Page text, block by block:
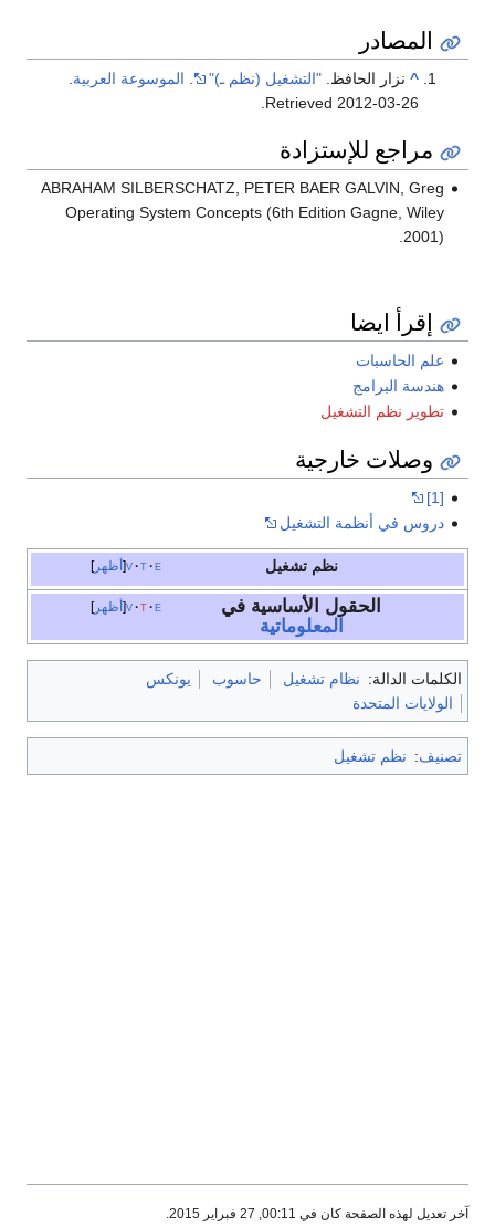
المصادر
^ نزار الحافظ. "التشغيل (نظم ـ)" الموسوعة العربية
Retrieved 2012-03-26
مراجع للإستزادة
ABRAHAM SILBERSCHATZ, PETER BAER GALVIN, Greg
Operating System Concepts (6th Edition Gagne, Wiley
2001).
إقرأ ايضا
علم الحاسبات
هندسة البرامج
تطوير نظم التشغيل
وصلات خارجية
[1]
دروس في أنظمة التشغيل
أظهر v t e نظم تشغيل
أظهر v t e
الحقول الأساسية في
المعلوماتية
الكلمات الدالة: نظام تشغيل حاسوب
يونكس
الولايات المتحدة
تصنيف: نظم تشغيل
آخر تعديل لهذه الصفحة كان في 00:11, 27 فبراير 2015.